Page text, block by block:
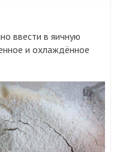
ввести в яичную
и охлаждённое